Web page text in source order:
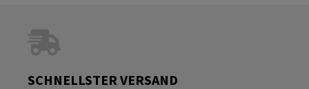
SCHNELLSTER VERSAND